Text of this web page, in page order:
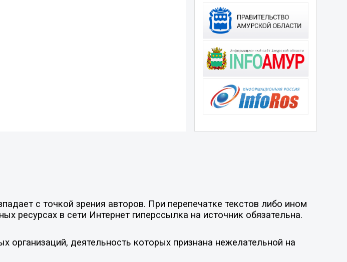
с точкой зрения авторов. При перепечатке текстов либо ином
ресурсах в сети Интернет гиперссылка на источник обязательна.
деятельность которых признана нежелательной на